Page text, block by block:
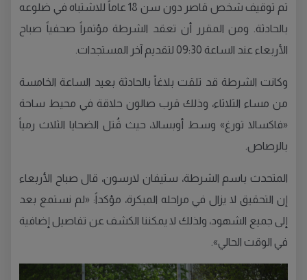
تم توقيف شخص قاصر دون سن 18 عاماً للاشتباه في ضلوعه
بالحادثة. ومن المقرر أن تعقد الشرطة مؤتمراً صحفياً صباح
الأربعاء عند الساعة 09:30 لتقديم آخر المستجدات.
وكانت الشرطة قد تلقت بلاغاً بالحادثة بعيد الساعة الخامسة
من مساء الثلاثاء، وذلك قرب صالون حلاقة في محيط ساحة
«فاكسالا تورغ» وسط أوبسالا، حيث قُتل الضحايا الثلاث رمياً
بالرصاص.
المتحدث باسم الشرطة، ستيفان لارسون، قال صباح الأربعاء
إن التحقيق لا يزال في مراحله المبكرة، مؤكداً: «لم نستمع بعد
إلى جميع الشهود، ولذلك لا يمكننا الكشف عن تفاصيل إضافية
في الوقت الحالي».